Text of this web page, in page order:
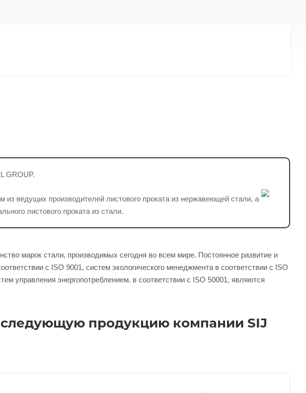
GROUP.
из ведущих производителей листового проката из нержавеющей стали, а
листового проката из стали.
марок стали, производимых сегодня во всем мире. Постоянное развитие и
с ISO 9001, систем экологического менеджмента в соответствии с ISO
управления энергопотреблением. в соответствии с ISO 50001, являются
продукцию компании SIJ